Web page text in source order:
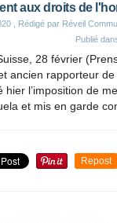
aux droits de
, Rédigé par Réveil
Publié
28 février
ancien rapporteur
hier l’imposition de
et mis en garde
Repost